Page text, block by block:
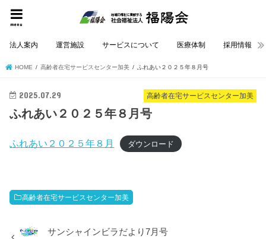
menu
法人案内 運営施設 サービスについて 医療体制 採用情報
HOME 高齢者在宅サービスセンター加美 ふれあい２０２５年８月号
高齢者在宅サービスセンター加美
2025.07.29
ふれあい２０２５年８月号
ふれあい２０２５年８月 ダウンロード
高齢者在宅サービスセンター加美
サンシャインビラだより7月号